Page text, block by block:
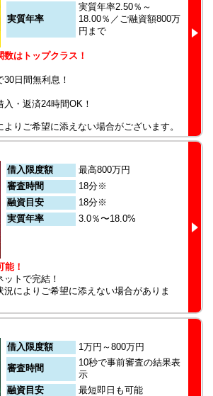
実質年率
実質年率2.50％～
18.00％／ご融資額800万
円まで
はトップクラス！
日間無利息！
・返済24時間OK！
りご希望に添えない場合がございます。
借入限度額
最高800万円
審査時間
18分※
融資目安
18分※
実質年率
3.0％〜18.0%
能！
トで完結！
によりご希望に添えない場合がありま
借入限度額
1万円～800万円
審査時間
10秒で事前審査の結果表
示
融資目安
最短即日も可能